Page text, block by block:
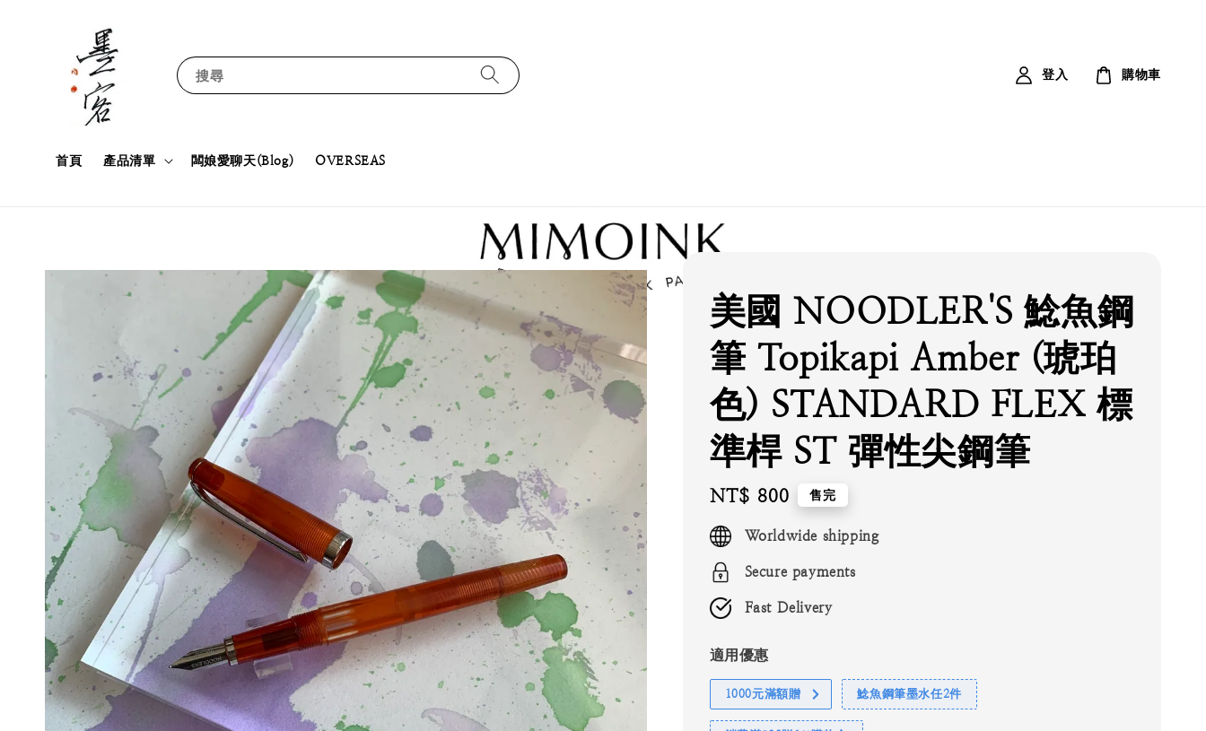
搜尋
首頁 產品清單 闆娘愛聊天(Blog) OVERSEAS
登入 購物車
美國 NOODLER'S 鯰魚鋼
筆 Topikapi Amber (琥珀
色) STANDARD FLEX 標
準桿 ST 彈性尖鋼筆
Regular
price
NT$ 800 售完
Worldwide shipping
Secure payments
Fast Delivery
適用優惠
1000元滿額贈 鯰魚鋼筆墨水任2件